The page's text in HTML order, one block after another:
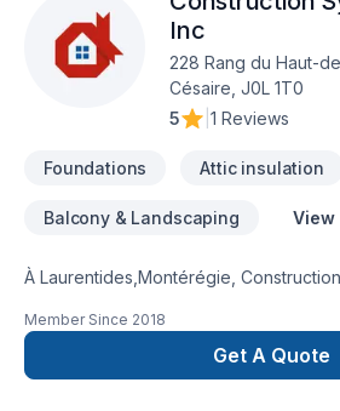
Inc
228 Rang du Haut-
Césaire, J0L 1T0
5
1 Reviews
Foundations Attic insulation
Balcony & Landscaping View
À Laurentides,Montérégie,
approche unique dans le domaine de
Agrandissement, Après-sinistre,
Carrelage, Charpentier, Coffrage,
Member Since 2018
Get A Quote